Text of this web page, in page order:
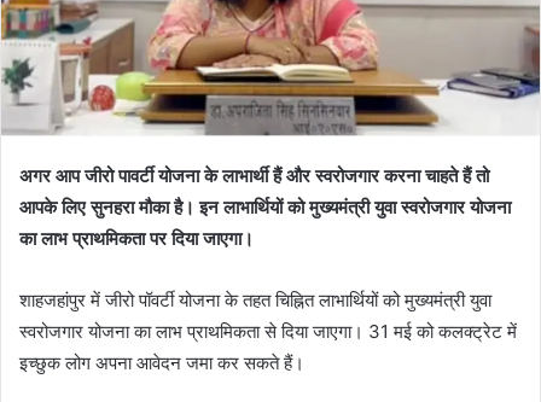
अगर आप जीरो पावर्टी योजना के लाभार्थी हैं और स्वरोजगार करना चाहते हैं तो
आपके लिए सुनहरा मौका है। इन लाभार्थियों को मुख्यमंत्री युवा स्वरोजगार योजना
का लाभ प्राथमिकता पर दिया जाएगा।
शाहजहांपुर में जीरो पॉवर्टी योजना के तहत चिह्नित लाभार्थियों को मुख्यमंत्री युवा
स्वरोजगार योजना का लाभ प्राथमिकता से दिया जाएगा। 31 मई को कलक्ट्रेट में
इच्छुक लोग अपना आवेदन जमा कर सकते हैं।